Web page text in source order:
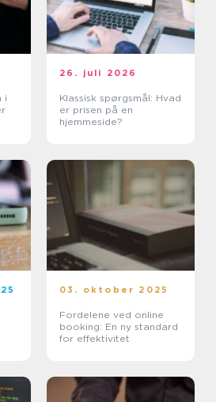
i
26. juli 2026
Klassisk spørgsmål: Hvad
er prisen på en
hjemmeside?
03. oktober 2025
Fordelene ved online
booking: En ny standard
for effektivitet